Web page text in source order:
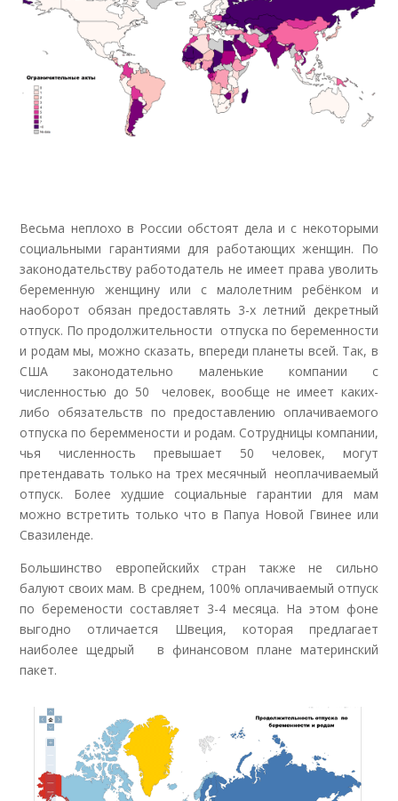
Весьма неплохо в России обстоят дела и с некоторыми
социальными гарантиями для работающих женщин. По
законодательству работодатель не имеет права уволить
беременную женщину или с малолетним ребёнком и
наоборот обязан предоставлять 3-х летний декретный
отпуск. По продолжительности отпуска по беременности
и родам мы, можно сказать, впереди планеты всей. Так, в
США законодательно маленькие компании с
численностью до 50 человек, вообще не имеет каких-
либо обязательств по предоставлению оплачиваемого
отпуска по береммености и родам. Сотрудницы компании,
чья численность превышает 50 человек, могут
претендавать только на трех месячный неоплачиваемый
отпуск. Более худшие социальные гарантии для мам
можно встретить только что в Папуа Новой Гвинее или
Свазиленде.
Большинство европейскийх стран также не сильно
балуют своих мам. В среднем, 100% оплачиваемый отпуск
по беремености составляет 3-4 месяца. На этом фоне
выгодно отличается Швеция, которая предлагает
наиболее щедрый в финансовом плане материнский
пакет.